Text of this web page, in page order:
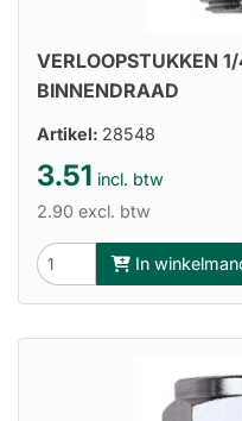
VERLOOPSTUKKEN
BINNENDRAAD
Artikel: 28548
3.51 incl. btw
2.90 excl. btw
In